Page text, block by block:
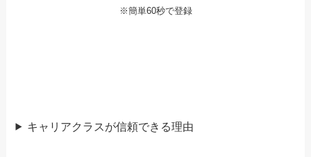
※簡単60秒で登録
キャリアクラスが信頼できる理由